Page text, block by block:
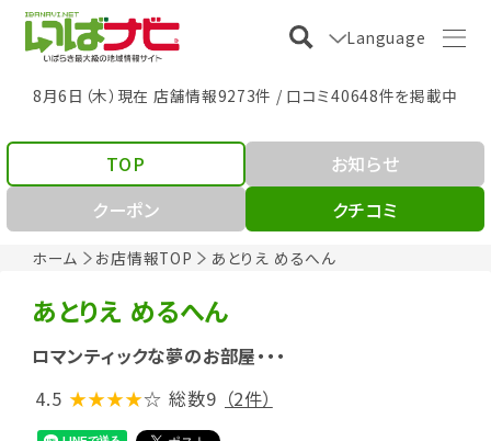
Language
8月6日（木）現在 店舗情報9273件 / 口コミ40648件を掲載中
ホーム お店情報TOP あとりえ めるへん
TOP
お知らせ
クーポン
クチコミ
あとりえ めるへん
ロマンティックな夢のお部屋・・・
4.5 ★★★★☆ 総数9 （2件）